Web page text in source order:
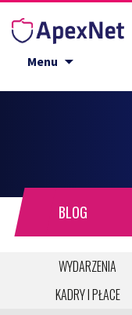
Menu
BLOG
WYDARZENIA
KADRY I PŁACE